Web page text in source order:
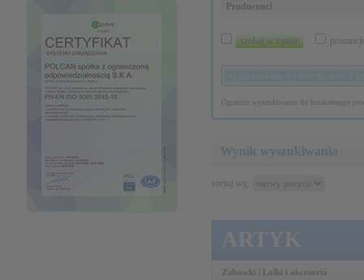
Producenci
szukaj w opisie
Ogranicz wyszukiwanie do konkretnego
Wynik wyszukiwania
sortuj wg:
ARTYK
Zabawki | Lalki i akcesoria